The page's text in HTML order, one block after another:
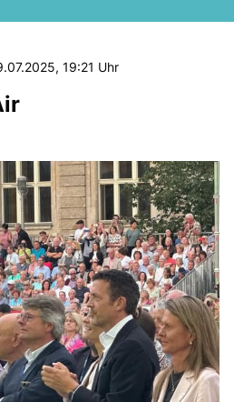
MELDUNGEN
MEDIEN
KLARTEXT
19:21 Uhr